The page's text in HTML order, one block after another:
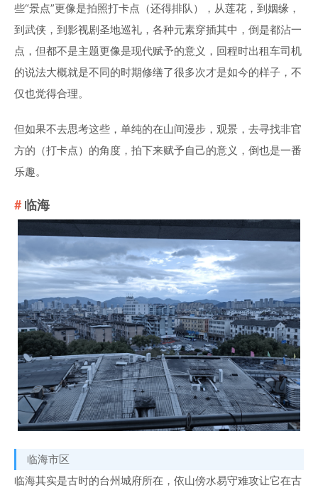
些“景点”更像是拍照打卡点（还得排队），从莲花，到姻缘，
到武侠，到影视剧圣地巡礼，各种元素穿插其中，倒是都沾一
点，但都不是主题更像是现代赋予的意义，回程时出租车司机
的说法大概就是不同的时期修缮了很多次才是如今的样子，不
仅也觉得合理。
但如果不去思考这些，单纯的在山间漫步，观景，去寻找非官
方的（打卡点）的角度，拍下来赋予自己的意义，倒也是一番
乐趣。
临海
临海市区
临海其实是古时的台州城府所在，依山傍水易守难攻让它在古